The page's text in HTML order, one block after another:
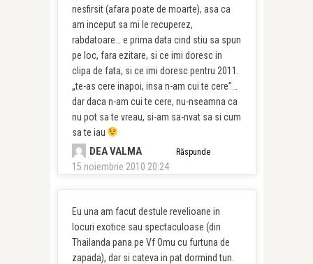
nesfirsit (afara poate de moarte), asa ca
am inceput sa mi le recuperez,
rabdatoare… e prima data cind stiu sa spun
pe loc, fara ezitare, si ce imi doresc in
clipa de fata, si ce imi doresc pentru 2011.
„te-as cere inapoi, insa n-am cui te cere”…
dar daca n-am cui te cere, nu-nseamna ca
nu pot sa te vreau, si-am sa-nvat sa si cum
sa te iau
DEA VALMA
15 noiembrie 2010 20:24
Răspunde
Eu una am facut destule revelioane in
locuri exotice sau spectaculoase (din
Thailanda pana pe Vf Omu cu furtuna de
zapada), dar si cateva in pat dormind tun.